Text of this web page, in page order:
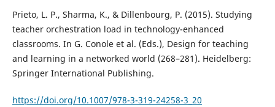
Prieto, L. P., Sharma, K., & Dillenbourg, P. (2015). Studying
teacher orchestration load in technology-enhanced
classrooms. In G. Conole et al. (Eds.), Design for teaching
and learning in a networked world (268–281). Heidelberg:
Springer International Publishing.
https://doi.org/10.1007/978-3-319-24258-3_20